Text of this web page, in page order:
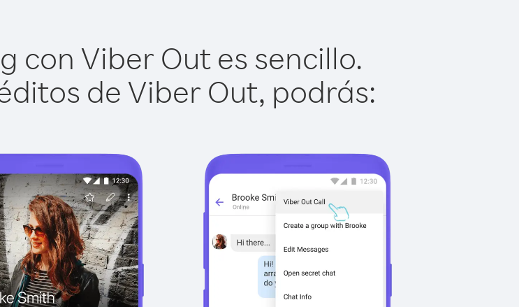
con Viber Out es sencillo.
de Viber Out, podrás: